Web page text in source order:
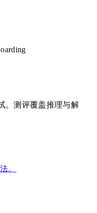
。测评覆盖推理与解
。